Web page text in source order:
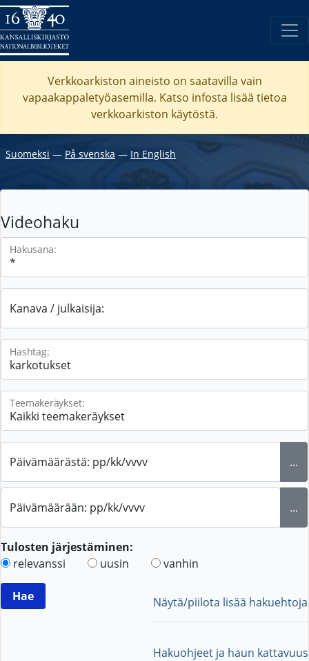
Verkkoarkiston aineisto on saatavilla vain
vapaakappaletyöasemilla. Katso infosta lisää tietoa
verkkoarkiston käytöstä.
Suomeksi ― På svenska ― In English
Videohaku
Hakusana:
Kanava / julkaisija:
Hashtag:
Teemakeräykset:
Päivämäärästä: pp/kk/vvvv ...
Päivämäärään: pp/kk/vvvv ...
Tulosten järjestäminen:
relevanssi
uusin vanhin
Näytä/piilota lisää hakuehtoja
Hakuohjeet ja haun kattavuus